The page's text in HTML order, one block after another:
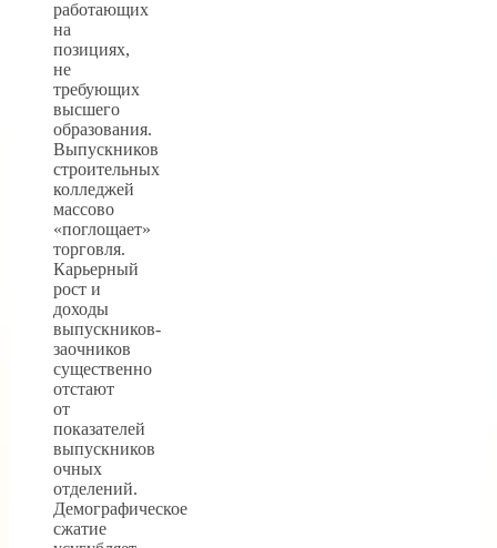
работающих
на
позициях,
не
требующих
высшего
образования.
Выпускников
строительных
колледжей
массово
«поглощает»
торговля.
Карьерный
рост и
доходы
выпускников-
заочников
существенно
отстают
от
показателей
выпускников
очных
отделений.
Демографическое
сжатие